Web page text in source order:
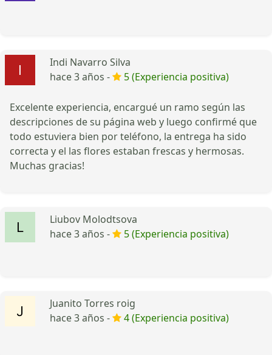
Indi Navarro Silva
hace 3 años -
5 (Experiencia positiva)
Excelente experiencia, encargué un ramo según las
descripciones de su página web y luego confirmé que
todo estuviera bien por teléfono, la entrega ha sido
correcta y el las flores estaban frescas y hermosas.
Muchas gracias!
Liubov Molodtsova
hace 3 años -
5 (Experiencia positiva)
Juanito Torres roig
hace 3 años -
4 (Experiencia positiva)